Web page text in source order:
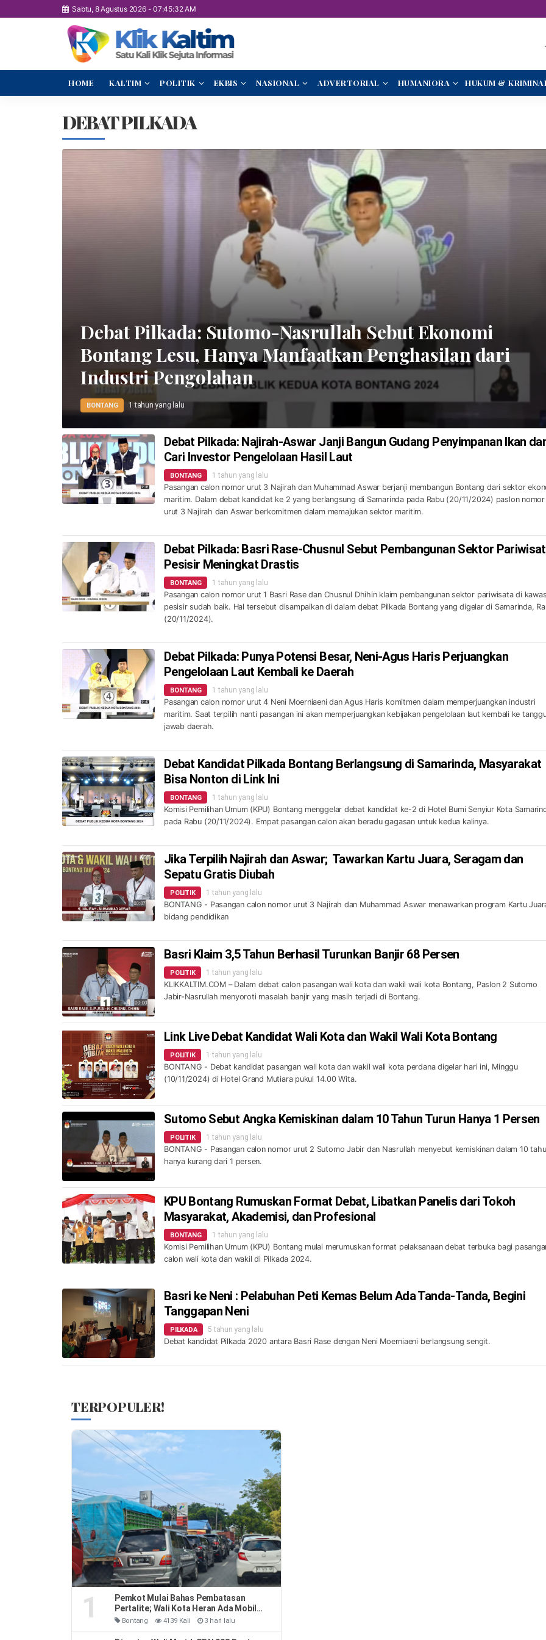
Sabtu, 8 Agustus 2026-07:45:33 AM
HOME KALTIM POLITIK EKBIS NASIONAL ADVERTORIAL HUMANIORA HUKUM &
DEBAT PILKADA
Debat Pilkada: Sutomo-Nasrullah Sebut Ekonomi
Bontang Lesu, Hanya Manfaatkan Penghasilan dari
Industri Pengolahan
BONTANG 1 tahun yang lalu
Debat Pilkada: Najirah-Aswar Janji Bangun Gudang Penyimpanan Ikan
Cari Investor Pengelolaan Hasil Laut
BONTANG 1 tahun yang lalu
Pasangan calon nomor urut 3 Najirah dan Muhammad Aswar berjanji membangun Bontang dari sektor
maritim. Dalam debat kandidat ke 2 yang berlangsung di Samarinda pada Rabu (20/11/2024) paslon nomor
urut 3 Najirah dan Aswar berkomitmen dalam memajukan sektor maritim.
Debat Pilkada: Basri Rase-Chusnul Sebut Pembangunan Sektor
Pesisir Meningkat Drastis
BONTANG 1 tahun yang lalu
Pasangan calon nomor urut 1 Basri Rase dan Chusnul Dhihin klaim pembangunan sektor pariwisata di
pesisir sudah baik. Hal tersebut disampaikan di dalam debat Pilkada Bontang yang digelar di Samarinda,
(20/11/2024).
Debat Pilkada: Punya Potensi Besar, Neni-Agus Haris Perjuangkan
Pengelolaan Laut Kembali ke Daerah
BONTANG 1 tahun yang lalu
Pasangan calon nomor urut 4 Neni Moerniaeni dan Agus Haris komitmen dalam memperjuangkan industri
maritim. Saat terpilih nanti pasangan ini akan memperjuangkan kebijakan pengelolaan laut kembali ke
jawab daerah.
Debat Kandidat Pilkada Bontang Berlangsung di Samarinda, Masyarakat
Bisa Nonton di Link Ini
BONTANG 1 tahun yang lalu
Komisi Pemilihan Umum (KPU) Bontang menggelar debat kandidat ke-2 di Hotel Bumi Senyiur Kota
pada Rabu (20/11/2024). Empat pasangan calon akan beradu gagasan untuk kedua kalinya.
Jika Terpilih Najirah dan Aswar; Tawarkan Kartu Juara, Seragam dan
Sepatu Gratis Diubah
POLITIK 1 tahun yang lalu
BONTANG - Pasangan calon nomor urut 3 Najirah dan Muhammad Aswar menawarkan program Kartu
bidang pendidikan
Basri Klaim 3,5 Tahun Berhasil Turunkan Banjir 68 Persen
POLITIK 1 tahun yang lalu
KLIKKALTIM.COM – Dalam debat calon pasangan wali kota dan wakil wali kota Bontang, Paslon 2 Sutomo
Jabir-Nasrullah menyoroti masalah banjir yang masih terjadi di Bontang.
Link Live Debat Kandidat Wali Kota dan Wakil Wali Kota Bontang
POLITIK 1 tahun yang lalu
BONTANG - Debat kandidat pasangan wali kota dan wakil wali kota perdana digelar hari ini, Minggu
(10/11/2024) di Hotel Grand Mutiara pukul 14.00 Wita.
Sutomo Sebut Angka Kemiskinan dalam 10 Tahun Turun Hanya 1 Persen
POLITIK 1 tahun yang lalu
BONTANG - Pasangan calon nomor urut 2 Sutomo Jabir dan Nasrullah menyebut kemiskinan dalam 10
hanya kurang dari 1 persen.
KPU Bontang Rumuskan Format Debat, Libatkan Panelis dari Tokoh
Masyarakat, Akademisi, dan Profesional
BONTANG 1 tahun yang lalu
Komisi Pemilihan Umum (KPU) Bontang mulai merumuskan format pelaksanaan debat terbuka bagi
calon wali kota dan wakil di Pilkada 2024.
Basri ke Neni : Pelabuhan Peti Kemas Belum Ada Tanda-Tanda, Begini
Tanggapan Neni
PILKADA 5 tahun yang lalu
Debat kandidat Pilkada 2020 antara Basri Rase dengan Neni Moerniaeni berlangsung sengit.
TERPOPULER!
1
Pemkot Mulai Bahas Pembatasan
Pertalite; Wali Kota Heran Ada Mobil
Habiskan 40 Liter Sehari
Bontang 4139 Kali 3 hari lalu